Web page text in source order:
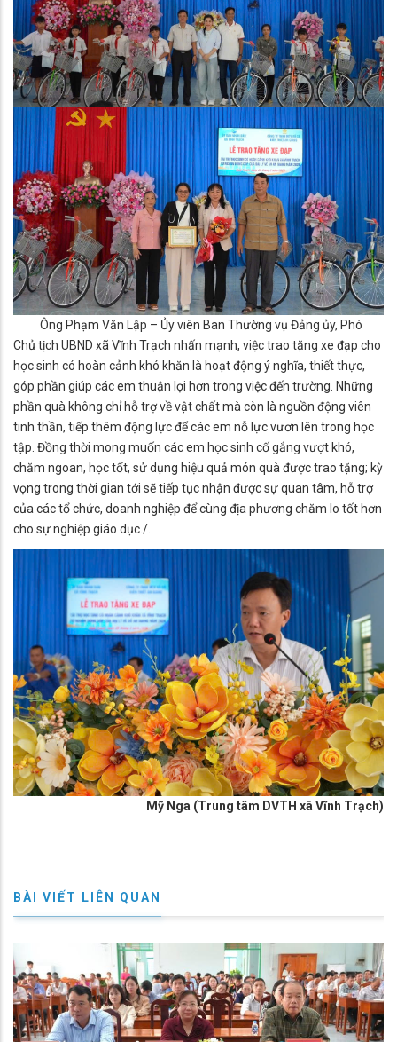
Ông Phạm Văn Lập – Ủy viên Ban Thường vụ Đảng ủy, Phó
Chủ tịch UBND xã Vĩnh Trạch nhấn mạnh, việc trao tặng xe đạp cho
học sinh có hoàn cảnh khó khăn là hoạt động ý nghĩa, thiết thực,
góp phần giúp các em thuận lợi hơn trong việc đến trường. Những
phần quà không chỉ hỗ trợ về vật chất mà còn là nguồn động viên
tinh thần, tiếp thêm động lực để các em nỗ lực vươn lên trong học
tập. Đồng thời mong muốn các em học sinh cố gắng vượt khó,
chăm ngoan, học tốt, sử dụng hiệu quả món quà được trao tặng; kỳ
vọng trong thời gian tới sẽ tiếp tục nhận được sự quan tâm, hỗ trợ
của các tổ chức, doanh nghiệp để cùng địa phương chăm lo tốt hơn
cho sự nghiệp giáo dục./.
Mỹ Nga (Trung tâm DVTH xã Vĩnh Trạch)
BÀI VIẾT LIÊN QUAN